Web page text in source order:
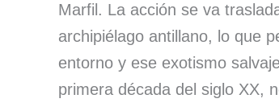
Marfil. La acción se va
archipiélago antillano, lo que
entorno y ese exotismo
primera década del siglo XX,